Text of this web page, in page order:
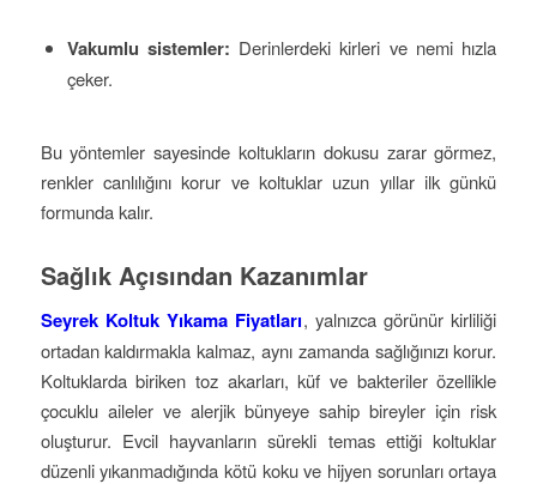
Vakumlu sistemler: Derinlerdeki kirleri ve nemi hızla
çeker.
Bu yöntemler sayesinde koltukların dokusu zarar görmez,
renkler canlılığını korur ve koltuklar uzun yıllar ilk günkü
formunda kalır.
Sağlık Açısından Kazanımlar
Seyrek Koltuk Yıkama Fiyatları, yalnızca görünür kirliliği
ortadan kaldırmakla kalmaz, aynı zamanda sağlığınızı korur.
Koltuklarda biriken toz akarları, küf ve bakteriler özellikle
çocuklu aileler ve alerjik bünyeye sahip bireyler için risk
oluşturur. Evcil hayvanların sürekli temas ettiği koltuklar
düzenli yıkanmadığında kötü koku ve hijyen sorunları ortaya